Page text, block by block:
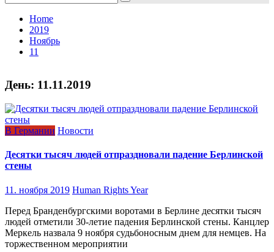
for:
Home
2019
Ноябрь
11
День: 11.11.2019
В Германии Новости
Десятки тысяч людей отпраздновали падение Берлинской
стены
11. ноября 2019 Human Rights Year
Перед Бранденбургскими воротами в Берлине десятки тысяч
людей отметили 30-летие падения Берлинской стены. Канцлер
Меркель назвала 9 ноября судьбоносным днем для немцев. На
торжественном мероприятии